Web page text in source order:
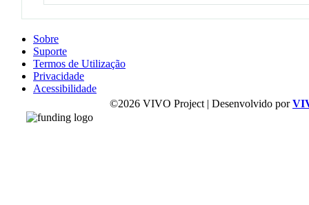
Sobre
Suporte
Termos de Utilização
Privacidade
Acessibilidade
©2026 VIVO Project | Desenvolvido por